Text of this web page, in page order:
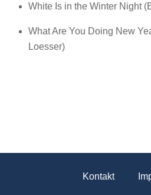
White Is in the Winter Night
What Are You Doing New
Loesser)
Kontakt